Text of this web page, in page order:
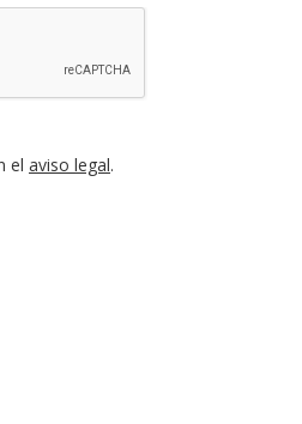
el aviso legal.